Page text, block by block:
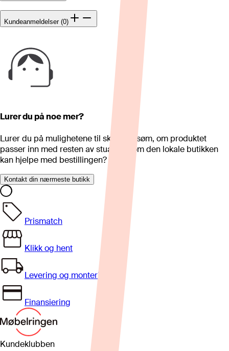
Kundeanmeldelser (0)
Lurer du på noe mer?
Lurer du på mulighetene til skreddersøm, om produktet
passer inn med resten av stua eller om den lokale butikken
kan hjelpe med bestillingen?
Kontakt din nærmeste butikk
Prismatch
Klikk og hent
Levering og montering
Finansiering
Kundeklubben